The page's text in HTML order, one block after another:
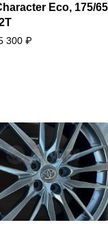
Eco, 175/65
300 ₽